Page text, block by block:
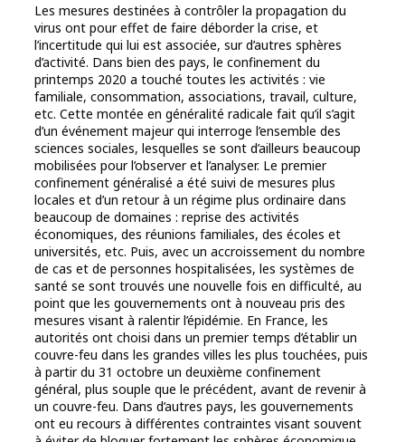
Les mesures destinées à contrôler la propagation du
virus ont pour effet de faire déborder la crise, et
l’incertitude qui lui est associée, sur d’autres sphères
d’activité. Dans bien des pays, le confinement du
printemps 2020 a touché toutes les activités : vie
familiale, consommation, associations, travail, culture,
etc. Cette montée en généralité radicale fait qu’il s’agit
d’un événement majeur qui interroge l’ensemble des
sciences sociales, lesquelles se sont d’ailleurs beaucoup
mobilisées pour l’observer et l’analyser. Le premier
confinement généralisé a été suivi de mesures plus
locales et d’un retour à un régime plus ordinaire dans
beaucoup de domaines : reprise des activités
économiques, des réunions familiales, des écoles et
universités, etc. Puis, avec un accroissement du nombre
de cas et de personnes hospitalisées, les systèmes de
santé se sont trouvés une nouvelle fois en difficulté, au
point que les gouvernements ont à nouveau pris des
mesures visant à ralentir l’épidémie. En France, les
autorités ont choisi dans un premier temps d’établir un
couvre-feu dans les grandes villes les plus touchées, puis
à partir du 31 octobre un deuxième confinement
général, plus souple que le précédent, avant de revenir à
un couvre-feu. Dans d’autres pays, les gouvernements
ont eu recours à différentes contraintes visant souvent